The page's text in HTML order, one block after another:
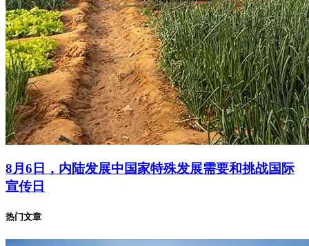
8月6日，内陆发展中国家特殊发展需要和挑战国际
宣传日
热门文章